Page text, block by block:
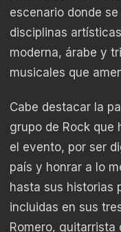
escenario donde
disciplinas
moderna, árabe y
musicales que
Cabe destacar la
grupo de Rock que
el evento, por ser
país y honrar a lo
hasta sus historias
incluidas en sus
Romero, guitarrista